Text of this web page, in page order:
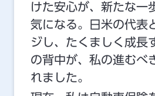
けた安心が、新たな一
気になる。日米の代表
ジし、たくましく成長
の背中が、私の進むべ
れました。